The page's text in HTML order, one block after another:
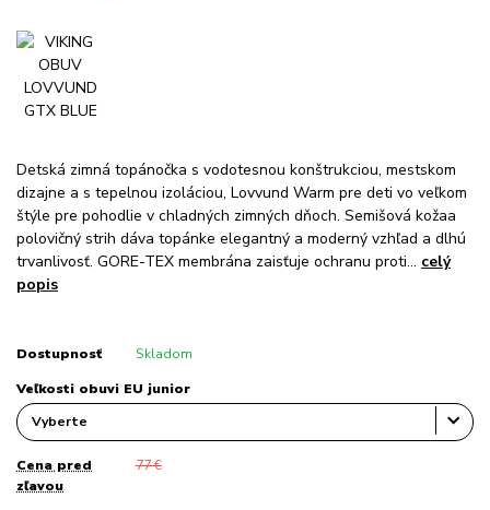
Detská zimná topánočka s vodotesnou konštrukciou, mestskom
dizajne a s tepelnou izoláciou, Lovvund Warm pre deti vo veľkom
štýle pre pohodlie v chladných zimných dňoch. Semišová kožaa
polovičný strih dáva topánke elegantný a moderný vzhľad a dlhú
trvanlivosť. GORE-TEX membrána zaisťuje ochranu proti... celý
popis
Dostupnosť Skladom
Veľkosti obuvi EU junior
Cena pred
zľavou
77 €